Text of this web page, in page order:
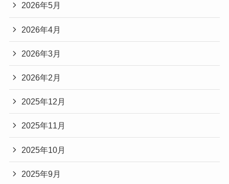
2026年5月
2026年4月
2026年3月
2026年2月
2025年12月
2025年11月
2025年10月
2025年9月